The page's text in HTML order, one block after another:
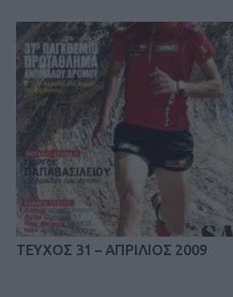
TEYXOΣ 31 – ΑΠΡΙΛΙΟΣ 2009